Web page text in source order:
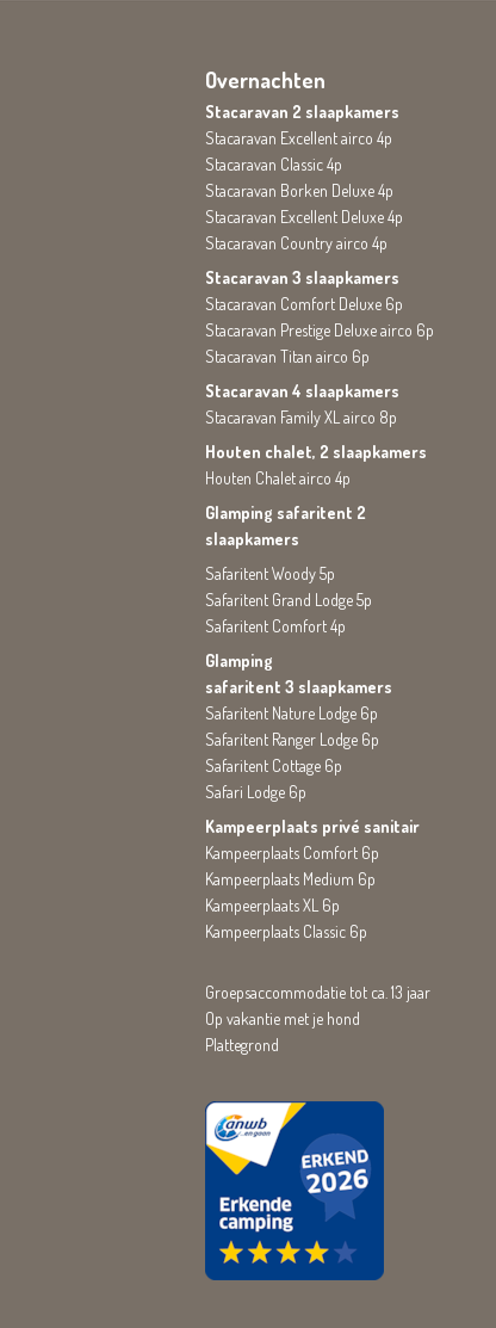
Overnachten
Stacaravan 2 slaapkamers
Stacaravan Excellent airco 4p
Stacaravan Classic 4p
Stacaravan Borken Deluxe 4p
Stacaravan Excellent Deluxe 4p
Stacaravan Country airco 4p
Stacaravan 3 slaapkamers
Stacaravan Comfort Deluxe 6p
Stacaravan Prestige Deluxe airco 6p
Stacaravan Titan airco 6p
Stacaravan 4 slaapkamers
Stacaravan Family XL airco 8p
Houten chalet, 2 slaapkamers
Houten Chalet airco 4p
Glamping safaritent 2
slaapkamers
Safaritent Woody 5p
Safaritent Grand Lodge 5p
Safaritent Comfort 4p
Glamping
safaritent 3 slaapkamers
Safaritent Nature Lodge 6p
Safaritent Ranger Lodge 6p
Safaritent Cottage 6p
Safari Lodge 6p
Kampeerplaats privé sanitair
Kampeerplaats Comfort 6p
Kampeerplaats Medium 6p
Kampeerplaats XL 6p
Kampeerplaats Classic 6p
Groepsaccommodatie tot ca. 13 jaar
Op vakantie met je hond
Plattegrond